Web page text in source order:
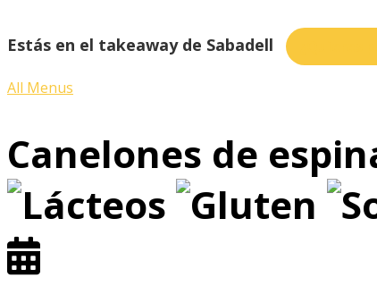
Estás en el takeaway de Sabadell
All Menus
Canelones de